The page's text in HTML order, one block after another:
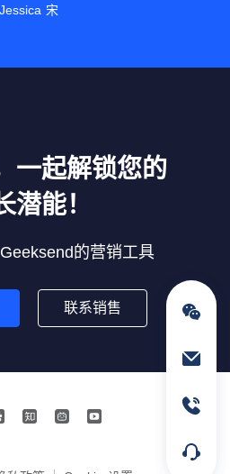
Jessica 宋
一起解锁您的
潜能！
的营销工具
联系销售
13378667326
务,线上客服会及时解答您的问题。